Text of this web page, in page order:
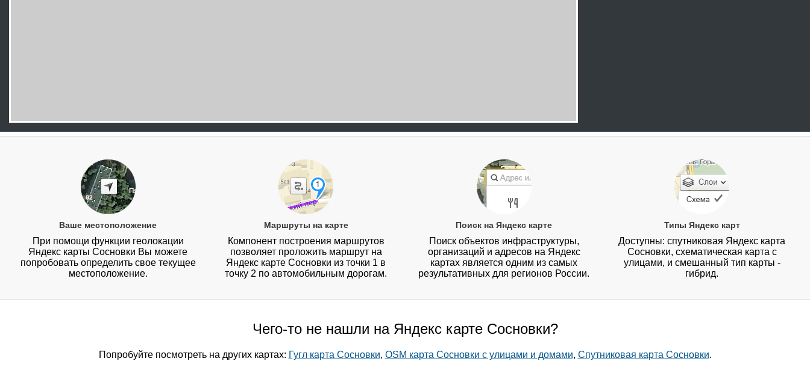
Ваше местоположение
При помощи функции геолокации
Яндекс карты Сосновки Вы можете
попробовать определить свое текущее
местоположение.
Маршруты на карте
Компонент построения маршрутов
позволяет проложить маршрут на
Яндекс карте Сосновки из точки 1 в
точку 2 по автомобильным дорогам.
Поиск на Яндекс карте
Поиск объектов инфраструктуры,
организаций и адресов на Яндекс
картах является одним из самых
результативных для регионов России.
Типы Яндекс карт
Доступны: спутниковая Яндекс карта
Сосновки, схематическая карта с
улицами, и смешанный тип карты -
гибрид.
Чего-то не нашли на Яндекс карте Сосновки?
Попробуйте посмотреть на других картах: Гугл карта Сосновки, OSM карта Сосновки с улицами и домами, Спутниковая карта Сосновки.